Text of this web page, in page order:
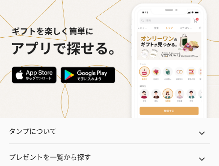
タンプについて
プレゼントを一覧から探す